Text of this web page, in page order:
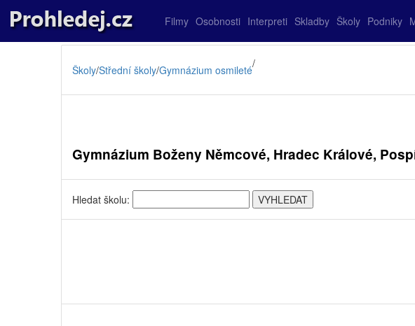
Filmy Osobnosti Interpreti Skladby Školy Podniky
Školy/Střední školy/Gymnázium osmileté/
Gymnázium Boženy Němcové, Hradec Králové,
Hledat školu: